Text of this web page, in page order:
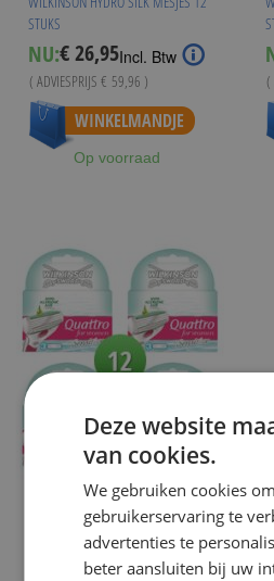
STUKS
NU:Special
Price
€ 26,95Incl. Btw
( ADVIESPRIJS € 59,96 )
WINKELMANDJE
Op voorraad
(
WILKINSON
WILKINSON SWORD 12 QUATTRO FOR
WOMEN SENSITIVE SCHEERMESJES
Deze website
van cookies.
We gebruiken cookies
gebruikerservaring te
advertenties te
beter aansluiten bij uw